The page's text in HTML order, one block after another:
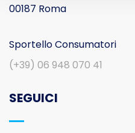
00187 Roma
Sportello Consumatori
(+39) 06 948 070 41
SEGUICI